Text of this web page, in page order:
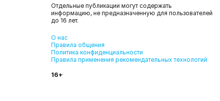
Отдельные публикации могут содержать
информацию, не предназначенную для пользователей
до 16 лет.
О нас
Правила общения
Политика конфиденциальности
Правила применения рекомендательных технологий
16+